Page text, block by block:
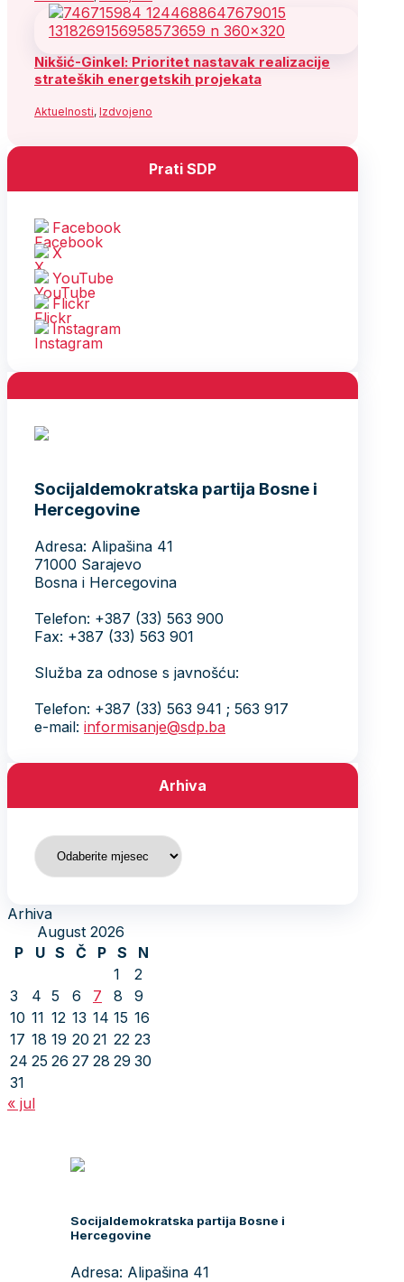
Nikšić-Ginkel: Prioritet nastavak realizacije
strateških energetskih projekata
Aktuelnosti, Izdvojeno
Prati SDP
Facebook
X
YouTube
Flickr
Instagram
Socijaldemokratska partija Bosne i
Hercegovine
Adresa: Alipašina 41
71000 Sarajevo
Bosna i Hercegovina
Telefon: +387 (33) 563 900
Fax: +387 (33) 563 901
Služba za odnose s javnošću:
Telefon: +387 (33) 563 941 ; 563 917
e-mail: informisanje@sdp.ba
Arhiva
Arhiva
Arhiva
August 2026
P
U S Č P S
N
1
2
3
4 5 6 7 8
9
10 11 12 13 14 15 16
17 18 19 20 21 22 23
24 25 26 27 28 29 30
31
« jul
Socijaldemokratska partija Bosne i
Hercegovine
Adresa: Alipašina 41